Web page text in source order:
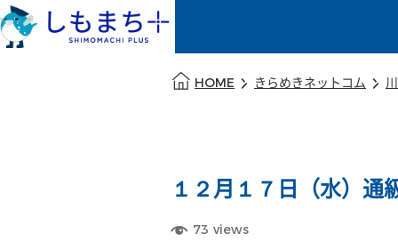
HOME きらめきネットコム
１２月１７日（水）通
73 views